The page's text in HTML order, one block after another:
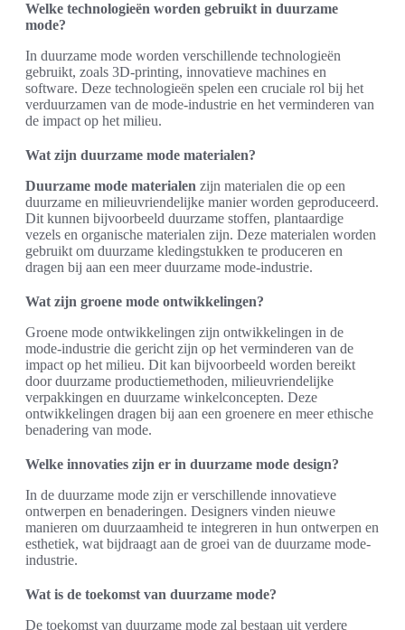
Welke technologieën worden gebruikt in duurzame
mode?
In duurzame mode worden verschillende technologieën
gebruikt, zoals 3D-printing, innovatieve machines en
software. Deze technologieën spelen een cruciale rol bij het
verduurzamen van de mode-industrie en het verminderen van
de impact op het milieu.
Wat zijn duurzame mode materialen?
Duurzame mode materialen zijn materialen die op een
duurzame en milieuvriendelijke manier worden geproduceerd.
Dit kunnen bijvoorbeeld duurzame stoffen, plantaardige
vezels en organische materialen zijn. Deze materialen worden
gebruikt om duurzame kledingstukken te produceren en
dragen bij aan een meer duurzame mode-industrie.
Wat zijn groene mode ontwikkelingen?
Groene mode ontwikkelingen zijn ontwikkelingen in de
mode-industrie die gericht zijn op het verminderen van de
impact op het milieu. Dit kan bijvoorbeeld worden bereikt
door duurzame productiemethoden, milieuvriendelijke
verpakkingen en duurzame winkelconcepten. Deze
ontwikkelingen dragen bij aan een groenere en meer ethische
benadering van mode.
Welke innovaties zijn er in duurzame mode design?
In de duurzame mode zijn er verschillende innovatieve
ontwerpen en benaderingen. Designers vinden nieuwe
manieren om duurzaamheid te integreren in hun ontwerpen en
esthetiek, wat bijdraagt aan de groei van de duurzame mode-
industrie.
Wat is de toekomst van duurzame mode?
De toekomst van duurzame mode zal bestaan uit verdere